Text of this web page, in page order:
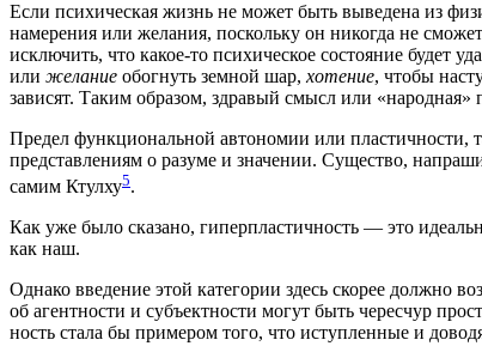
Если пси­хи­че­ская жизнь не может быть выве­де­на из
наме­ре­ния или жела­ния, посколь­ку он нико­гда не
исклю­чить, что какое-то пси­хи­че­ское состо­я­ние будет
или жела­ние обо­гнуть зем­ной шар, хоте­ние, что­бы
зави­сят. Таким обра­зом, здра­вый смысл или
Пре­дел функ­ци­о­наль­ной авто­но­мии или пла­стич­но­сти,
пред­став­ле­ни­ям о разу­ме и зна­че­нии. Суще­ство,
самим Ктул­ху5.
Как уже было ска­за­но, гипер­пла­стич­ность — это
как наш.
Одна­ко вве­де­ние этой кате­го­рии здесь ско­рее долж­но
об агент­но­сти и субъ­ект­но­сти могут быть черес­чур
ность ста­ла бы при­ме­ром того, что иступ­лен­ные и